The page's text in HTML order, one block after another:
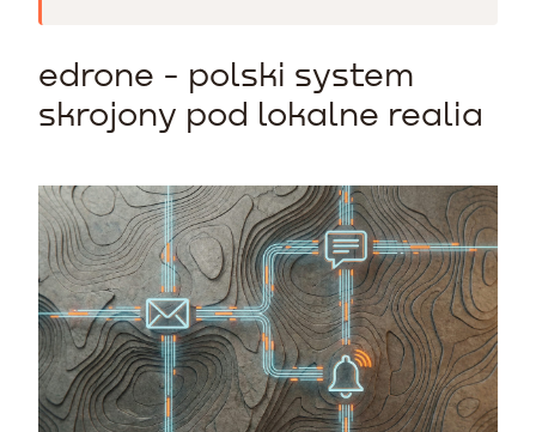
edrone - polski system
skrojony pod lokalne realia